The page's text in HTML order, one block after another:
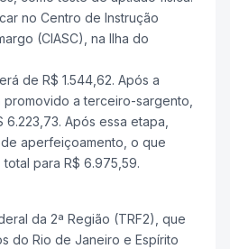
no Centro de Instrução
(CIASC), na Ilha do
de R$ 1.544,62. Após a
promovido a terceiro-sargento,
Após essa etapa,
aperfeiçoamento, o que
para R$ 6.975,59.
da 2ª Região (TRF2), que
do Rio de Janeiro e Espírito